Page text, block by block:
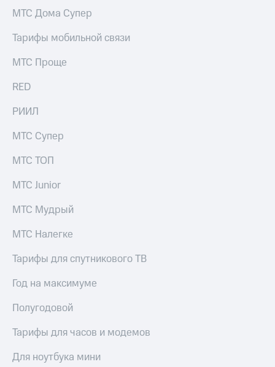
МТС Дома Супер
Тарифы мобильной связи
МТС Проще
RED
РИИЛ
МТС Супер
МТС ТОП
МТС Junior
МТС Мудрый
МТС Налегке
Тарифы для спутникового ТВ
Год на максимуме
Полугодовой
Тарифы для часов и модемов
Для ноутбука мини